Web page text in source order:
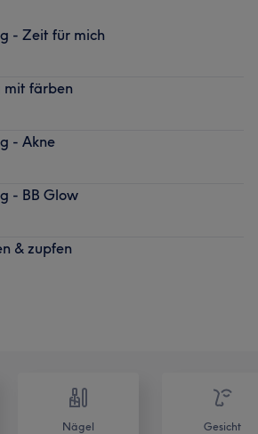
- Zeit für mich
mit färben
- Akne
- BB Glow
& zupfen
Nägel Gesicht